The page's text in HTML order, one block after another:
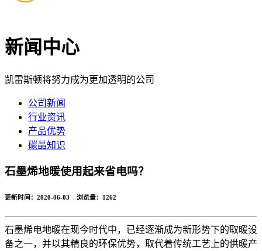
新闻中心
凯雷斯顿将努力成为更加透明的公司
公司新闻
行业资讯
产品优势
碳晶知识
石墨烯地暖使用起来省电吗？
更新时间：2020-06-03 浏览量： 1262
石墨烯电地暖在现今时代中，已经逐渐成为新形势下的取暖设
备之一，并以其精良的环保优势，取代着传统工艺上的供暖产